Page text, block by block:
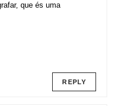
que és uma
REPLY